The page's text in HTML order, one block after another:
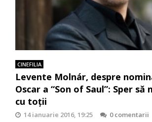
CINEFILIA
Levente Molnár, despre
Oscar a “Son of Saul”: Sper să
cu toţii
14 ianuarie 2016, 19:25
0 comentarii